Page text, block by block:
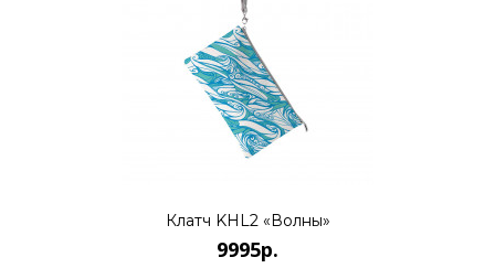
Клатч KHL2 «Волны»
9995р.